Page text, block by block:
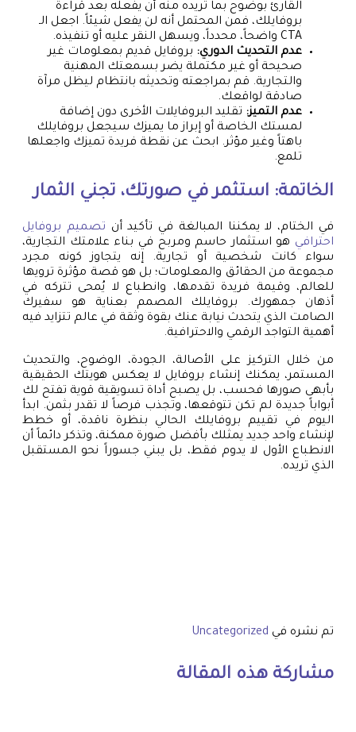
القارئ بوضوح بما تريده منه أن يفعله بعد قراءة
بروفايلك، فمن المحتمل أنه لن يفعل شيئاً. اجعل الـ
CTA واضحاً، محدداً، ويسهل النقر عليه أو تنفيذه.
عدم التحديث الدوري: بروفايل قديم بمعلومات غير
صحيحة أو غير مكتملة يضر بسمعتك المهنية
والتجارية. قم بمراجعته وتحديثه بانتظام ليظل مرآة
صادقة لواقعك.
عدم التميز: تقليد البروفايلات الأخرى دون إضافة
لمستك الخاصة أو إبراز ما يميزك سيجعل بروفايلك
باهتاً وغير مؤثر. ابحث عن نقطة فريدة تميزك واجعلها
تلمع.
الخاتمة: استثمر في صورتك، تجني الثمار
في الختام، لا يمكننا المبالغة في تأكيد أن تصميم بروفايل
احترافي هو استثمار حاسم ومربح في بناء علامتك التجارية،
سواء كانت شخصية أو تجارية. إنه يتجاوز كونه مجرد
مجموعة من الحقائق والمعلومات؛ بل هو قصة مؤثرة ترويها
للعالم، وقيمة فريدة تقدمها، وانطباع لا يُمحى تتركه في
أذهان جمهورك. بروفايلك المصمم بعناية هو سفيرك
الصامت الذي يتحدث نيابة عنك بقوة وثقة في عالم تتزايد فيه
أهمية التواجد الرقمي والاحترافية.
من خلال التركيز على الأصالة، الجودة، الوضوح، والتحديث
المستمر، يمكنك إنشاء بروفايل لا يعكس هويتك الحقيقية
بأبهى صورها فحسب، بل يصبح أداة تسويقية قوية تفتح لك
أبواباً جديدة لم تكن تتوقعها، وتجذب فرصاً لا تقدر بثمن. ابدأ
اليوم في تقييم بروفايلك الحالي بنظرة ناقدة، أو خطط
لإنشاء واحد جديد يمثلك بأفضل صورة ممكنة، وتذكر دائماً أن
الانطباع الأول لا يدوم فقط، بل يبني جسوراً نحو المستقبل
الذي تريده.
تم نشره في Uncategorized
مشاركة هذه المقالة